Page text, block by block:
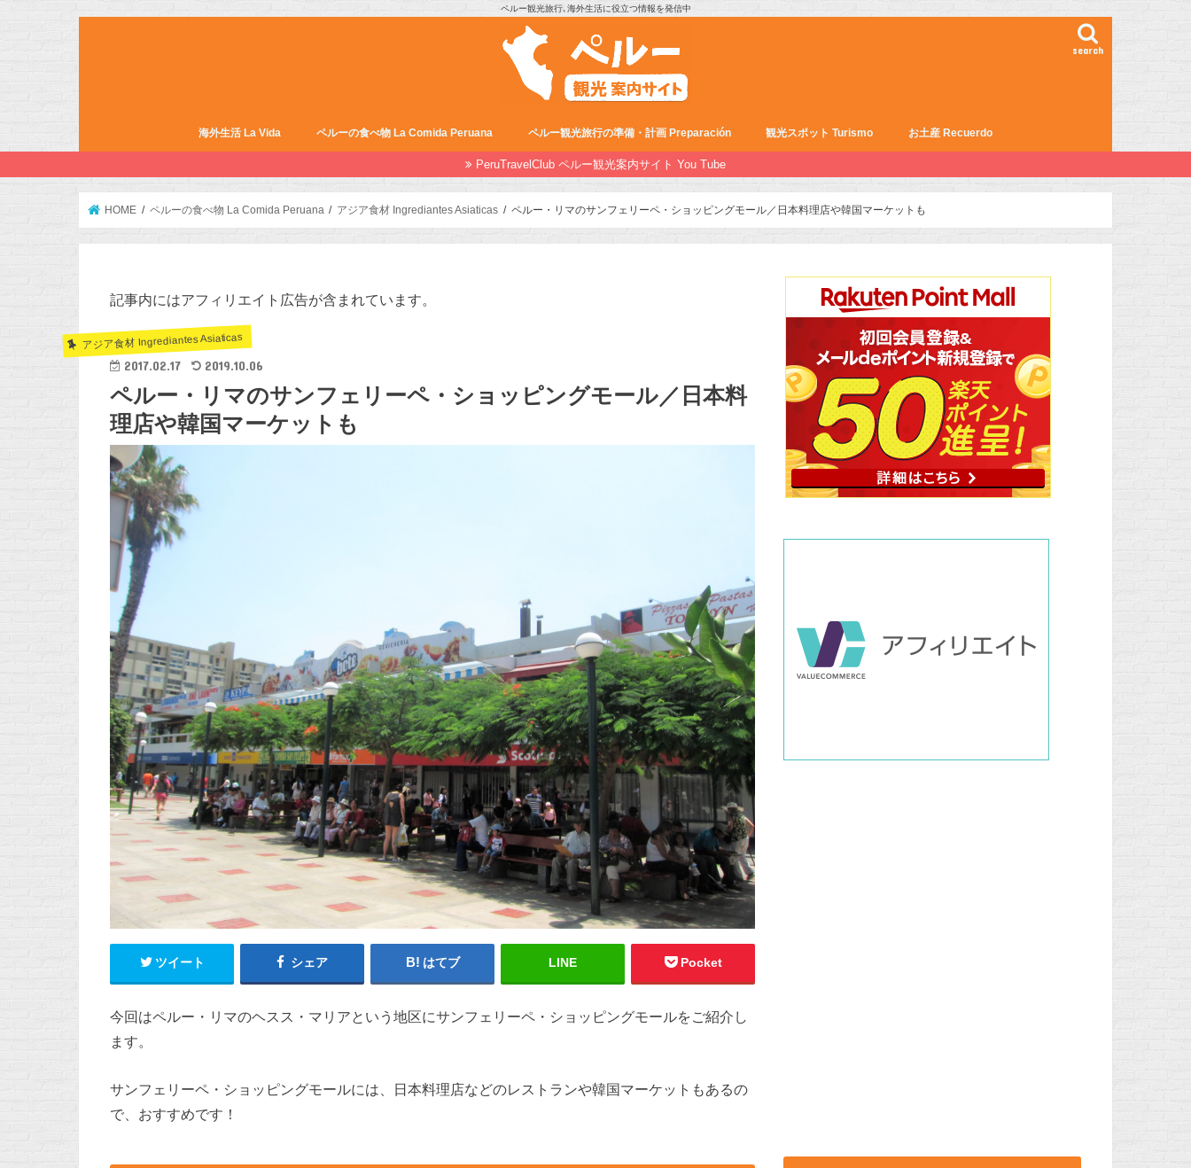
ペルー観光旅行､海外生活に役立つ情報を発信中
search
海外生活 La Vida ペルーの食べ物 La Comida Peruana ペルー観光旅行の準備・計画 Preparación 観光スポット Turismo お土産 Recuerdo
PeruTravelClub ペルー観光案内サイト You Tube
HOME ペルーの食べ物 La Comida Peruana アジア食材 Ingrediantes Asiaticas ペルー・リマのサンフェリーペ・ショッピングモール／日本料理店や韓国マーケットも
記事内にはアフィリエイト広告が含まれています。
アジア食材 Ingrediantes Asiaticas
2017.02.17 2019.10.06
ペルー・リマのサンフェリーペ・ショッピングモール／日本料
理店や韓国マーケットも
ツイート シェア はてブ LINE Pocket
今回はペルー・リマのヘスス・マリアという地区にサンフェリーペ・ショッピングモールをご紹介し
ます。
サンフェリーペ・ショッピングモールには、日本料理店などのレストランや韓国マーケットもあるの
で、おすすめです！